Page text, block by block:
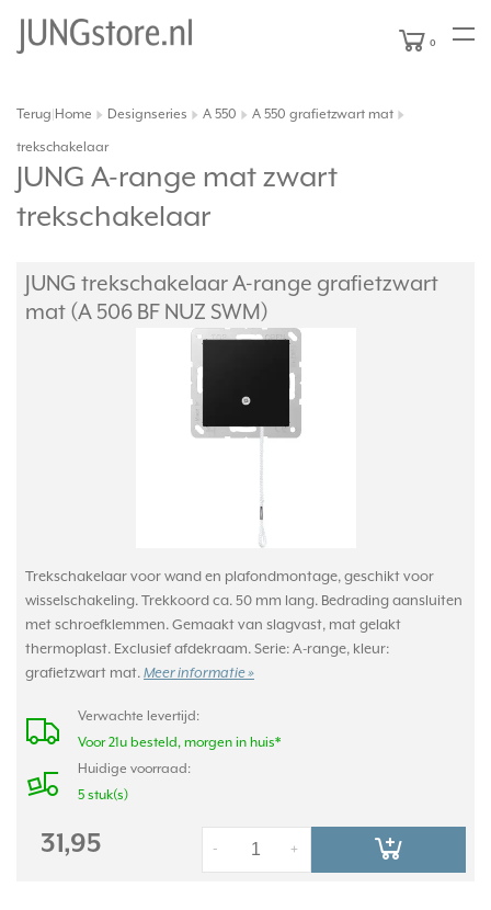
0
Terug Home Designseries A 550
A 550 grafietzwart mat
trekschakelaar
JUNG A-range mat zwart
trekschakelaar
JUNG trekschakelaar A-range grafietzwart
mat (A 506 BF NUZ SWM)
Trekschakelaar voor wand en plafondmontage, geschikt voor
wisselschakeling. Trekkoord ca. 50 mm lang. Bedrading aansluiten
met schroefklemmen. Gemaakt van slagvast, mat gelakt
thermoplast. Exclusief afdekraam. Serie: A-range, kleur:
grafietzwart mat. Meer informatie »
Verwachte levertijd:
Voor 21u besteld, morgen in huis*
Huidige voorraad:
5 stuk(s)
31,95 +
-